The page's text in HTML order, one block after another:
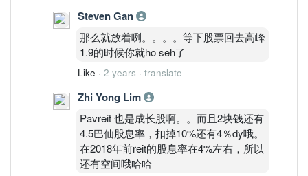
Steven Gan
那么就放着咧。。。。等下股票回去高峰
1.9的时候你就ho seh了
Like · 2 years · translate
Zhi Yong Lim
Pavreit 也是成长股啊。。而且2块钱还有
4.5巴仙股息率，扣掉10%还有4％dy哦。
在2018年前reit的股息率在4%左右，所以
还有空间哦哈哈